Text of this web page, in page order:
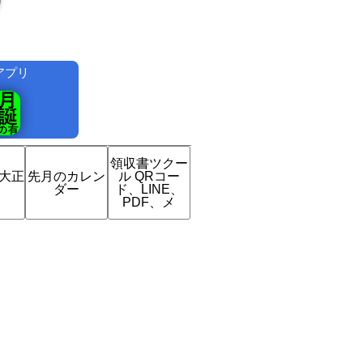
プリ
正 先月のカレン
ダー
領収書ツクー
ル QRコー
ド、LINE、
PDF、メ